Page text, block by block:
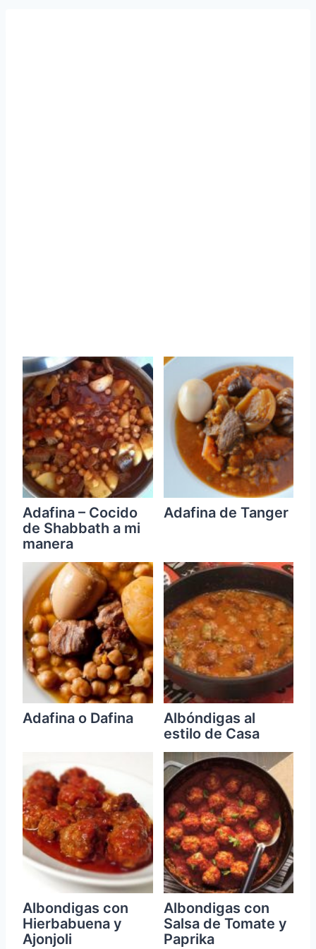
Adafina – Cocido
de Shabbath a mi
manera
Adafina de Tanger
Adafina o Dafina
Albóndigas al
estilo de Casa
Albondigas con
Hierbabuena y
Ajonjoli
Albondigas con
Salsa de Tomate y
Paprika